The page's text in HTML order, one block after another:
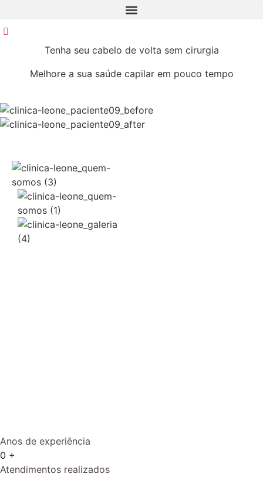
o
Tenha seu cabelo de volta sem cirurgia
Melhore a sua saúde capilar em pouco tempo
Anos de experiência
0 +
Atendimentos realizados